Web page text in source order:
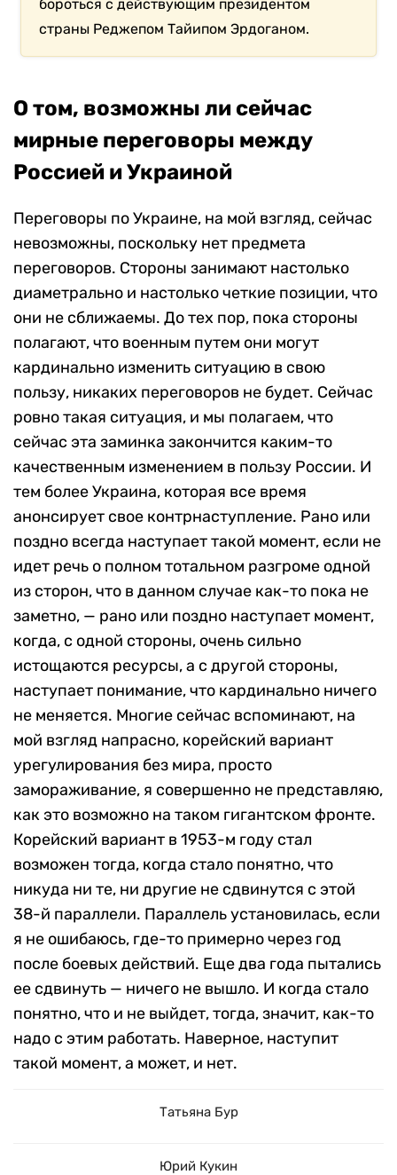
бороться с действующим президентом
страны Реджепом Тайипом Эрдоганом.
О том, возможны ли сейчас
мирные переговоры между
Россией и Украиной
Переговоры по Украине, на мой взгляд, сейчас
невозможны, поскольку нет предмета
переговоров. Стороны занимают настолько
диаметрально и настолько четкие позиции, что
они не сближаемы. До тех пор, пока стороны
полагают, что военным путем они могут
кардинально изменить ситуацию в свою
пользу, никаких переговоров не будет. Сейчас
ровно такая ситуация, и мы полагаем, что
сейчас эта заминка закончится каким-то
качественным изменением в пользу России. И
тем более Украина, которая все время
анонсирует свое контрнаступление. Рано или
поздно всегда наступает такой момент, если не
идет речь о полном тотальном разгроме одной
из сторон, что в данном случае как-то пока не
заметно, — рано или поздно наступает момент,
когда, с одной стороны, очень сильно
истощаются ресурсы, а с другой стороны,
наступает понимание, что кардинально ничего
не меняется. Многие сейчас вспоминают, на
мой взгляд напрасно, корейский вариант
урегулирования без мира, просто
замораживание, я совершенно не представляю,
как это возможно на таком гигантском фронте.
Корейский вариант в 1953-м году стал
возможен тогда, когда стало понятно, что
никуда ни те, ни другие не сдвинутся с этой
38-й параллели. Параллель установилась, если
я не ошибаюсь, где-то примерно через год
после боевых действий. Еще два года пытались
ее сдвинуть — ничего не вышло. И когда стало
понятно, что и не выйдет, тогда, значит, как-то
надо с этим работать. Наверное, наступит
такой момент, а может, и нет.
Татьяна Бур
Юрий Кукин